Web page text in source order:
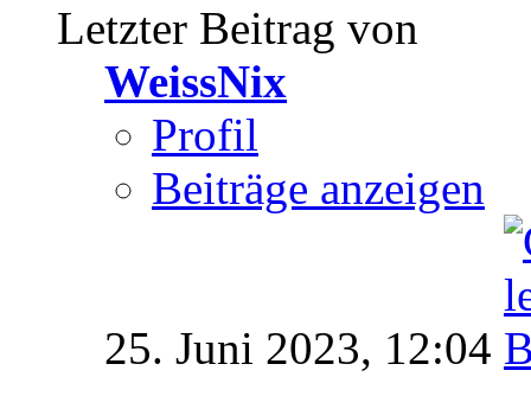
Letzter Beitrag von
WeissNix
Profil
Beiträge anzeigen
25. Juni 2023, 12:04